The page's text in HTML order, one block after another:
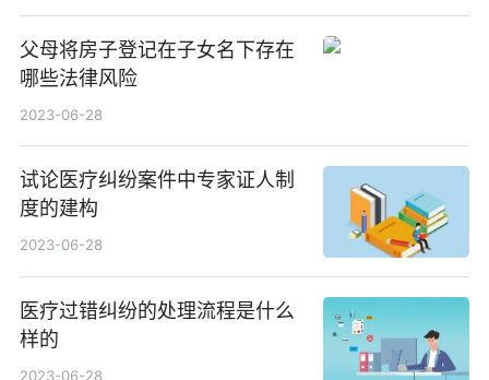
父母将房子登记在子女名下存在
哪些法律风险
2023-06-28
试论医疗纠纷案件中专家证人制
度的建构
2023-06-28
医疗过错纠纷的处理流程是什么
样的
2023-06-28